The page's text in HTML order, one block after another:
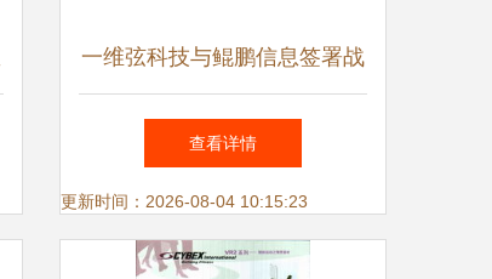
一维弦科技与鲲鹏信息签署战
略合作协议 共筑信息技术咨
询新生态
查看详情
更新时间：2026-08-04 10:15:23